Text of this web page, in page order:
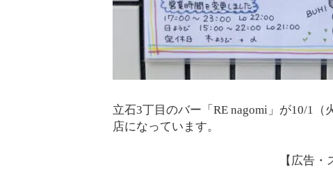
立石3丁目のバー「RE nagomi」が10/1
店になっています。
【広告・